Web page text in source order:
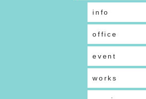
info
office
event
works